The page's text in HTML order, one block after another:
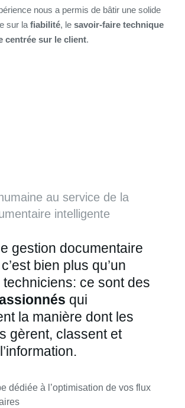
nous a permis de bâtir une solide
sur la fiabilité, le savoir-faire technique
centrée sur le client.
au service de la
intelligente
gestion documentaire
c’est bien plus qu’un
ce sont des
qui
la manière dont les
gèrent, classent et
dédiée à l’optimisation de vos flux